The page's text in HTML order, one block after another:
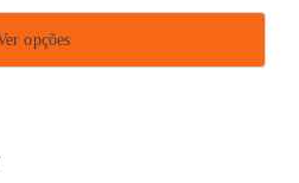
opções